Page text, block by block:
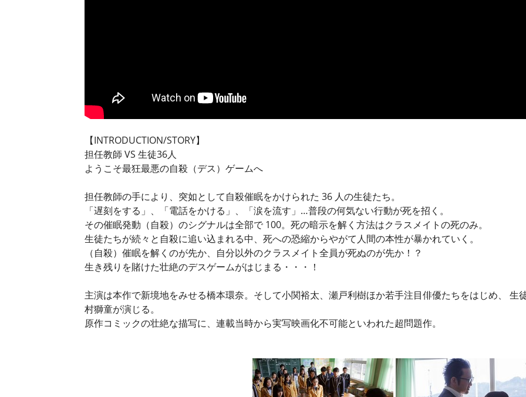
【INTRODUCTION/STORY】
担任教師 VS 生徒36人
ようこそ最狂最悪の自殺（デス）ゲームへ
担任教師の手により、突如として自殺催眠をかけられた 36 人の生徒たち。
「遅刻をする」、「電話をかける」、「涙を流す」…普段の何気ない行動が死を招く。
その催眠発動（自殺）のシグナルは全部で 100。死の暗示を解く方法はクラスメイトの死のみ。
生徒たちが続々と自殺に追い込まれる中、死への恐縮からやがて人間の本性が暴かれていく。
（自殺）催眠を解くのが先か、自分以外のクラスメイト全員が死ぬのが先か！？
生き残りを賭けた壮絶のデスゲームがはじまる・・・！
主演は本作で新境地をみせる橋本環奈。そして小関裕太、瀬戸利樹ほか若手注目俳優たちをはじめ、 生
村獅童が演じる。
原作コミックの壮絶な描写に、連載当時から実写映画化不可能といわれた超問題作。